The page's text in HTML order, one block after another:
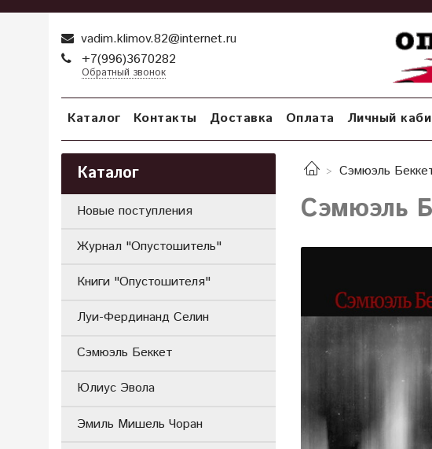
vadim.klimov.82@internet.ru
+7(996)3670282
Обратный звонок
Каталог Контакты Доставка Оплата Личный
Сэмюэль
Сэмюэль
Каталог
Новые поступления
Журнал "Опустошитель"
Книги "Опустошителя"
Луи-Фердинанд Селин
Сэмюэль Беккет
Юлиус Эвола
Эмиль Мишель Чоран